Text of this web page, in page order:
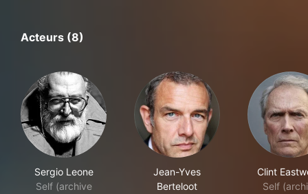
Acteurs (8)
Sergio Leone
Self (archive
Jean-Yves
Berteloot
Clint
Self